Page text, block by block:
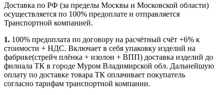
Доставка по РФ (за пределы Москвы и Московской области)
осуществляется по 100% предоплате и отправляется
Транспортной компанией.
1. 100% предоплата по договору на расчётный счёт +6% к
стоимости + НДС. Включает в себя упаковку изделий на
фабрике(стрейч плёнка + изолон + ВПП) доставка изделий до
филиала ТК в городе Муром Владимирской обл. Дальнейшую
оплату по доставке товара ТК оплачивает покупатель
согласно тарифам транспортной компании.